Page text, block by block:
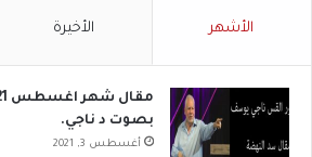
الأشهر الأخيرة
بصوت د ناجي.
أغسطس 3, 2021